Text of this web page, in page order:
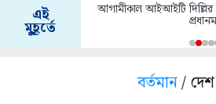
এই
মুহূর্তে
আগামীকাল আইআইটি
বর্তমান/ দেশ